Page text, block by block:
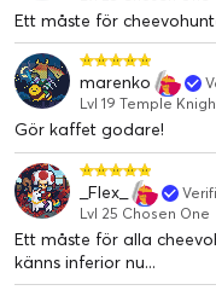
Ett måste för
marenko
Lvl 19 Temple
Gör kaffet godare!
_Flex_
Lvl 25 Chosen One
Ett måste för alla
känns inferior nu...